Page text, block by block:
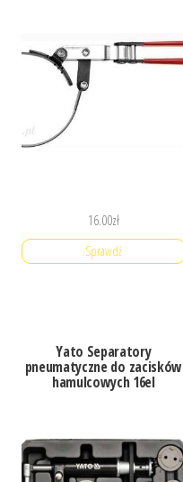
16.00zł
Sprawdź
Yato Separatory
pneumatyczne do zacisków
hamulcowych 16el